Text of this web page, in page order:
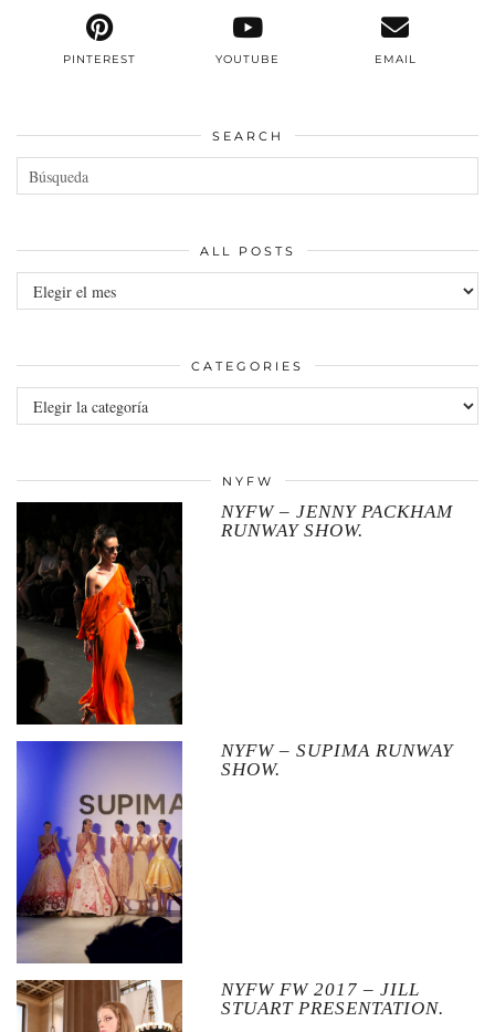
PINTEREST YOUTUBE EMAIL
SEARCH
ALL POSTS
All
posts
CATEGORIES
Categories
NYFW
NYFW – JENNY PACKHAM
RUNWAY SHOW.
NYFW – SUPIMA RUNWAY
SHOW.
NYFW FW 2017 – JILL
STUART PRESENTATION.